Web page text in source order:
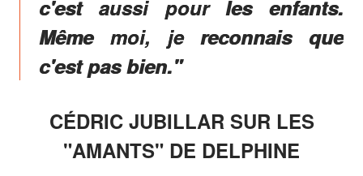
c'est aussi pour les enfants.
Même moi, je reconnais que
c'est pas bien."
CÉDRIC JUBILLAR SUR LES
"AMANTS" DE DELPHINE